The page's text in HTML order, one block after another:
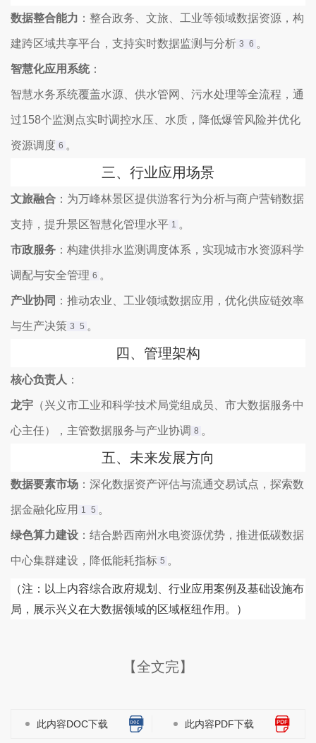
数据整合能力 ‌：整合政务、文旅、工业等领域数据资源，构
建跨区域共享平台，支持实时数据监测与分析‌ 3 6 。
智慧化应用系统‌：
智慧水务系统覆盖水源、供水管网、污水处理等全流程，通
过158个监测点实时调控水压、水质，降低爆管风险并优化
资源调度‌ 6 。
三、‌ 行业应用场景
文旅融合 ‌：为万峰林景区提供游客行为分析与商户营销数据
支持，提升景区智慧化管理水平‌ 1 。
市政服务 ‌：构建供排水监测调度体系，实现城市水资源科学
调配与安全管理‌ 6 。
产业协同 ‌：推动农业、工业领域数据应用，优化供应链效率
与生产决策‌ 3 5 。
四、‌ 管理架构
核心负责人 ‌：
龙宇 ‌（兴义市工业和科学技术局党组成员、市大数据服务中
心主任），主管数据服务与产业协调‌ 8 。
五、‌ 未来发展方向
数据要素市场 ‌：深化数据资产评估与流通交易试点，探索数
据金融化应用‌ 1 5 。
绿色算力建设 ‌：结合黔西南州水电资源优势，推进低碳数据
中心集群建设，降低能耗指标‌ 5 。
（注：以上内容综合政府规划、行业应用案例及基础设施布
局，展示兴义在大数据领域的区域枢纽作用。）
【全文完】
此内容DOC下载 此内容PDF下载